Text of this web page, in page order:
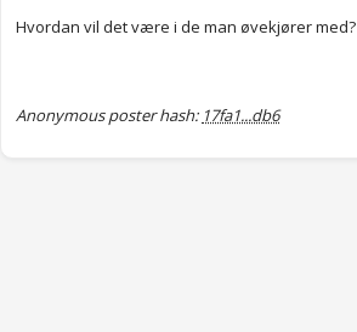
Hvordan vil det være i de man øvekjører med?
Anonymous poster hash: 17fa1...db6